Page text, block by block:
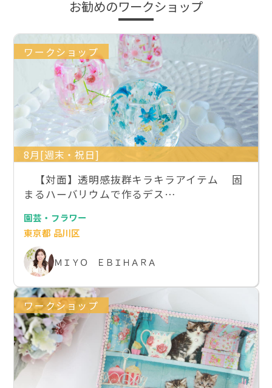
お勧めのワークショップ
ワークショップ
8月[週末・祝日]
【対面】透明感抜群キラキラアイテム 固
まるハーバリウムで作るデス…
園芸・フラワー
東京都 品川区
ＭＩＹＯ ＥＢＩＨＡＲＡ
ワークショップ